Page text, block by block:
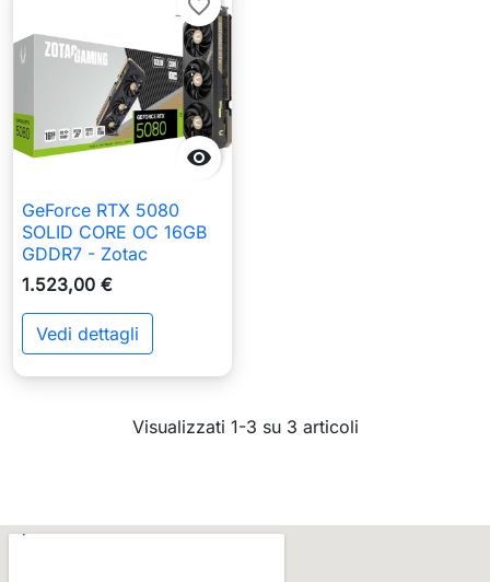

favorite_border
GeForce RTX 5080
SOLID CORE OC 16GB
GDDR7 - Zotac
1.523,00 €
Vedi dettagli
Visualizzati 1-3 su 3 articoli